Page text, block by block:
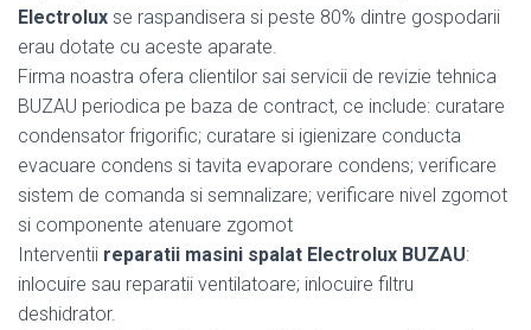
Electrolux se raspandisera si peste 80% dintre gospodarii
erau dotate cu aceste aparate.
Firma noastra ofera clientilor sai servicii de revizie tehnica
BUZAU periodica pe baza de contract, ce include: curatare
condensator frigorific; curatare si igienizare conducta
evacuare condens si tavita evaporare condens; verificare
sistem de comanda si semnalizare; verificare nivel zgomot
si componente atenuare zgomot
Interventii reparatii masini spalat Electrolux BUZAU:
inlocuire sau reparatii ventilatoare; inlocuire filtru
deshidrator.